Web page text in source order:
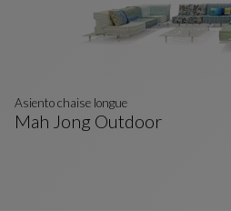
Mah Jong Outdoor
Asiento chaise longue